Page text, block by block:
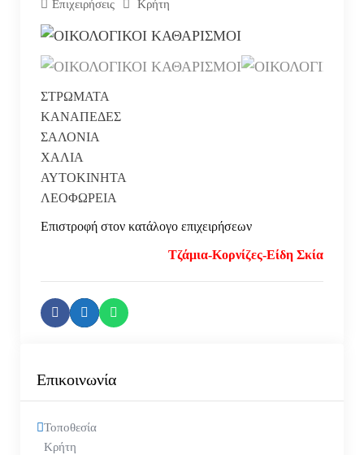
Επιχειρήσεις Κρήτη
ΣΤΡΩΜΑΤΑ
ΚΑΝΑΠΕΔΕΣ
ΣΑΛΟΝΙΑ
ΧΑΛΙΑ
ΑΥΤΟΚΙΝΗΤΑ
ΛΕΟΦΩΡΕΙΑ
Επιστροφή στον κατάλογο επιχειρήσεων
Τζάμια-Κορνίζες-Είδη Σκίασης
Επικοινωνία
Τοποθεσία
Κρήτη